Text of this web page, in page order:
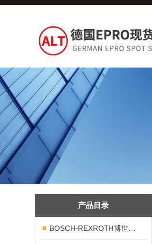
产品目录
BOSCH-REXROTH博世力士乐